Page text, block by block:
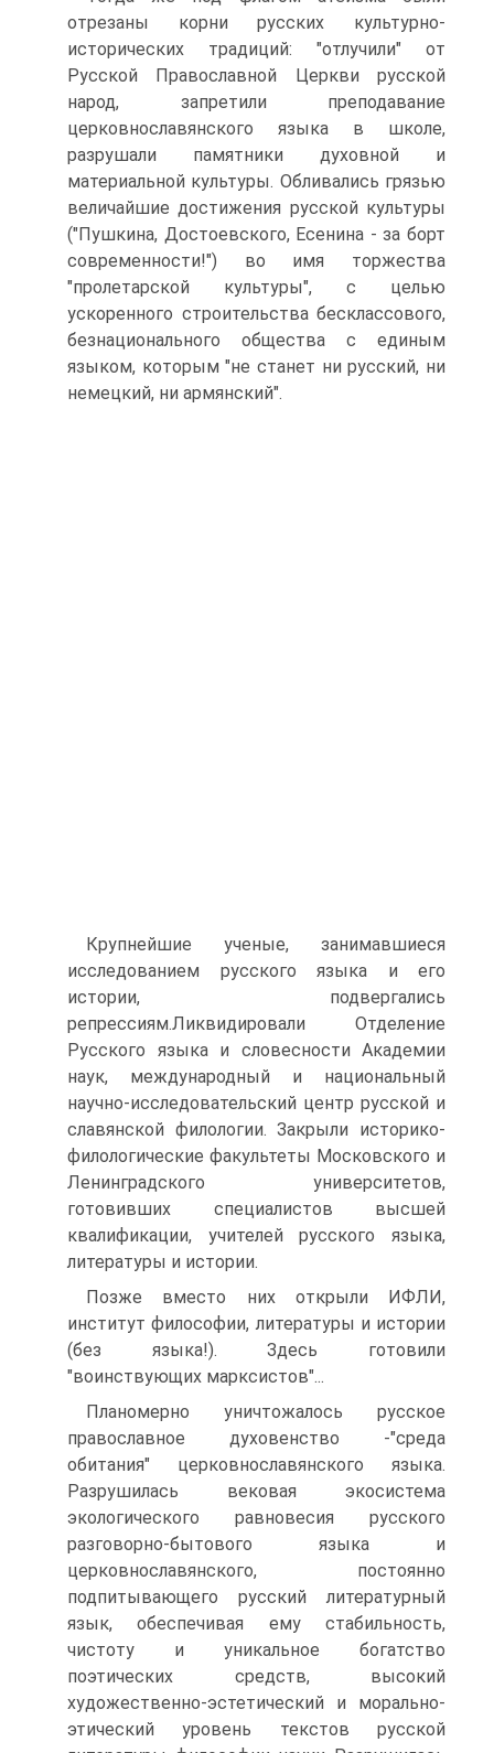
отрезаны корни русских культурно-
исторических традиций: "отлучили" от
Русской Православной Церкви русской
народ, запретили преподавание
церковнославянского языка в школе,
разрушали памятники духовной и
материальной культуры. Обливались грязью
величайшие достижения русской культуры
("Пушкина, Достоевского, Есенина - за борт
современности!") во имя торжества
"пролетарской культуры", с целью
ускоренного строительства бесклассового,
безнационального общества с единым
языком, которым "не станет ни русский, ни
немецкий, ни армянский".
Крупнейшие ученые, занимавшиеся
исследованием русского языка и его
истории, подвергались
репрессиям.Ликвидировали Отделение
Русского языка и словесности Академии
наук, международный и национальный
научно-исследовательский центр русской и
славянской филологии. Закрыли историко-
филологические факультеты Московского и
Ленинградского университетов,
готовивших специалистов высшей
квалификации, учителей русского языка,
литературы и истории.
Позже вместо них открыли ИФЛИ,
институт философии, литературы и истории
(без языка!). Здесь готовили
"воинствующих марксистов"...
Планомерно уничтожалось русское
православное духовенство -"среда
обитания" церковнославянского языка.
Разрушилась вековая экосистема
экологического равновесия русского
разговорно-бытового языка и
церковнославянского, постоянно
подпитывающего русский литературный
язык, обеспечивая ему стабильность,
чистоту и уникальное богатство
поэтических средств, высокий
художественно-эстетический и морально-
этический уровень текстов русской